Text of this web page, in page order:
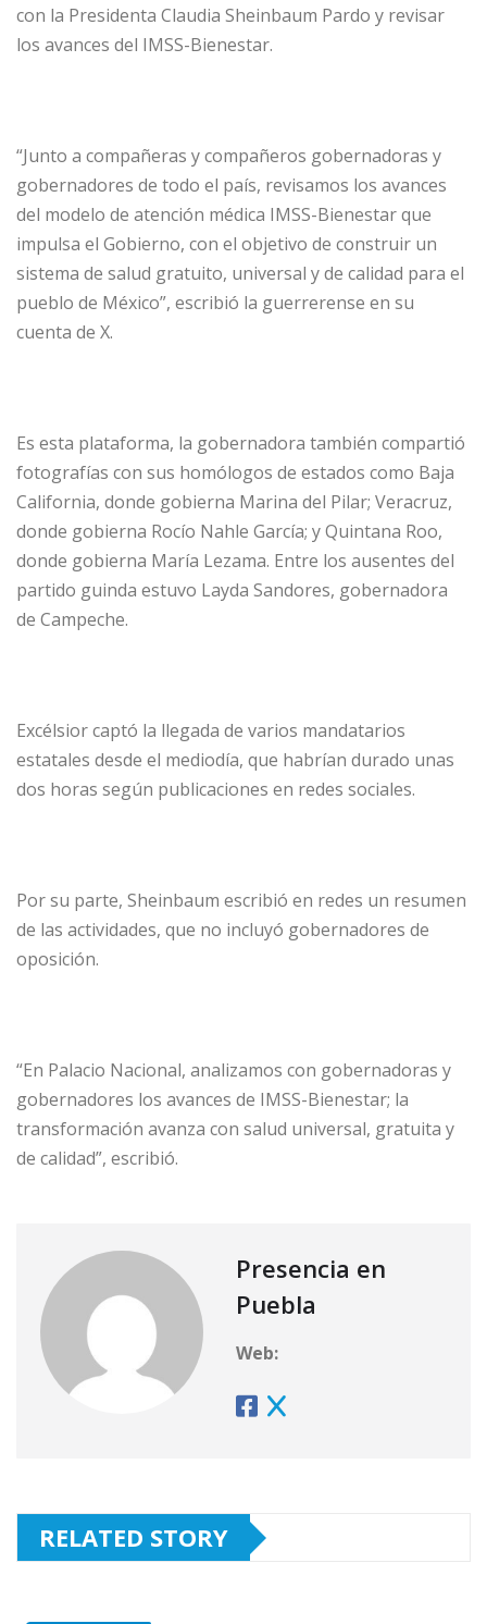
con la Presidenta Claudia Sheinbaum Pardo y revisar
los avances del IMSS-Bienestar.
“Junto a compañeras y compañeros gobernadoras y
gobernadores de todo el país, revisamos los avances
del modelo de atención médica IMSS-Bienestar que
impulsa el Gobierno, con el objetivo de construir un
sistema de salud gratuito, universal y de calidad para el
pueblo de México”, escribió la guerrerense en su
cuenta de X.
Es esta plataforma, la gobernadora también compartió
fotografías con sus homólogos de estados como Baja
California, donde gobierna Marina del Pilar; Veracruz,
donde gobierna Rocío Nahle García; y Quintana Roo,
donde gobierna María Lezama. Entre los ausentes del
partido guinda estuvo Layda Sandores, gobernadora
de Campeche.
Excélsior captó la llegada de varios mandatarios
estatales desde el mediodía, que habrían durado unas
dos horas según publicaciones en redes sociales.
Por su parte, Sheinbaum escribió en redes un resumen
de las actividades, que no incluyó gobernadores de
oposición.
“En Palacio Nacional, analizamos con gobernadoras y
gobernadores los avances de IMSS-Bienestar; la
transformación avanza con salud universal, gratuita y
de calidad”, escribió.
Presencia en
Puebla
Web:
RELATED STORY